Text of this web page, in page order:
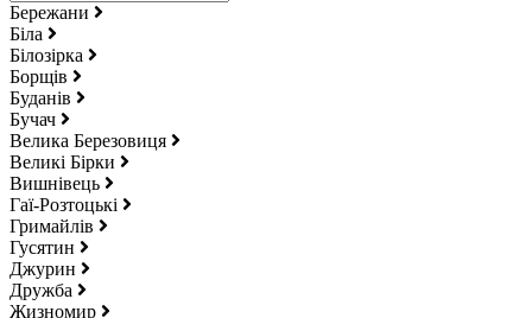
Бережани
Біла
Білозірка
Борщів
Буданів
Бучач
Велика Березовиця
Великі Бірки
Вишнівець
Гаї-Розтоцькі
Гримайлів
Гусятин
Джурин
Дружба
Жизномир